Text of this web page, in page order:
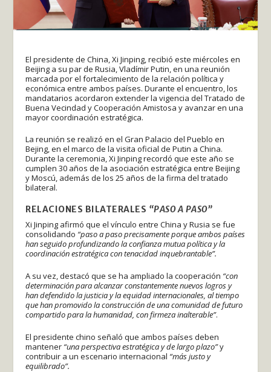
El presidente de China, Xi Jinping, recibió este miércoles en
Beijing a su par de Rusia, Vladímir Putin, en una reunión
marcada por el fortalecimiento de la relación política y
económica entre ambos países. Durante el encuentro, los
mandatarios acordaron extender la vigencia del Tratado de
Buena Vecindad y Cooperación Amistosa y avanzar en una
mayor coordinación estratégica.
La reunión se realizó en el Gran Palacio del Pueblo en
Bejing, en el marco de la visita oficial de Putin a China.
Durante la ceremonia, Xi Jinping recordó que este año se
cumplen 30 años de la asociación estratégica entre Beijing
y Moscú, además de los 25 años de la firma del tratado
bilateral.
RELACIONES BILATERALES “PASO A PASO”
Xi Jinping afirmó que el vínculo entre China y Rusia se fue
consolidando “paso a paso precisamente porque ambos países
han seguido profundizando la confianza mutua política y la
coordinación estratégica con tenacidad inquebrantable”.
A su vez, destacó que se ha ampliado la cooperación “con
determinación para alcanzar constantemente nuevos logros y
han defendido la justicia y la equidad internacionales, al tiempo
que han promovido la construcción de una comunidad de futuro
compartido para la humanidad, con firmeza inalterable”.
El presidente chino señaló que ambos países deben
mantener “una perspectiva estratégica y de largo plazo”y
contribuir a un escenario internacional “más justo y
equilibrado”.